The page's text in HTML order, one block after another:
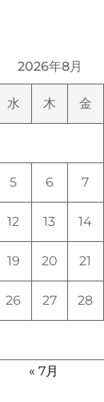
2026年8月
水 木 金
5 6 7
12 13 14
19 20 21
26 27 28
« 7月